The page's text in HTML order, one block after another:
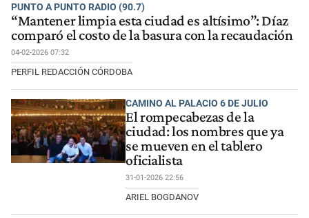
PUNTO A PUNTO RADIO (90.7)
“Mantener limpia esta ciudad es altísimo”: Díaz
comparó el costo de la basura con la recaudación
04-02-2026 07:32
PERFIL REDACCIÓN CÓRDOBA
CAMINO AL PALACIO 6 DE JULIO
El rompecabezas de la
ciudad: los nombres que ya
se mueven en el tablero
oficialista
31-01-2026 22:56
ARIEL BOGDANOV